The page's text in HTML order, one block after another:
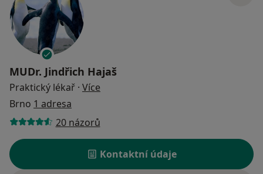
MUDr. Jindřich Hajaš
Praktický lékař · Více
Brno 1 adresa
20 názorů
Kontaktní údaje